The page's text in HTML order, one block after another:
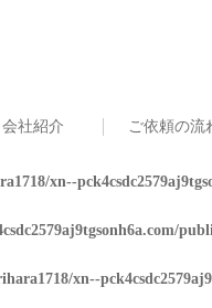
会社紹介 ご依頼の流
xn--
xn--
xn--